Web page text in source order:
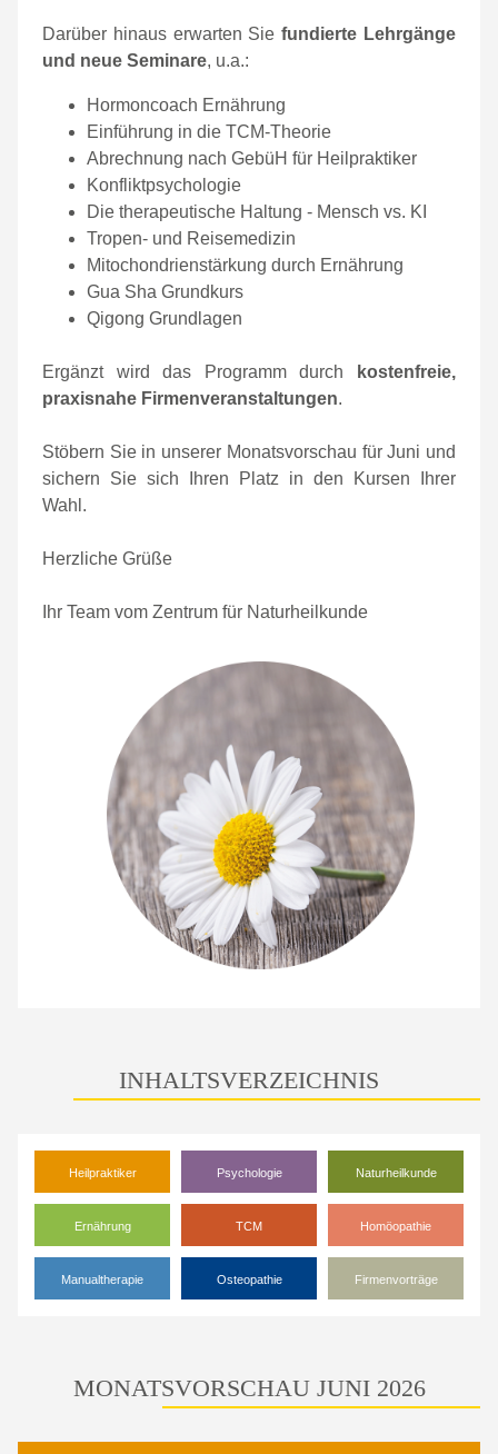
Darüber hinaus erwarten Siefundierte Lehrgänge
und neue Seminare, u.a.:
Hormoncoach Ernährung
Einführung in die TCM-Theorie
Abrechnung nach GebüH für Heilpraktiker
Konfliktpsychologie
Die therapeutische Haltung - Mensch vs. KI
Tropen- und Reisemedizin
Mitochondrienstärkung durch Ernährung
Gua Sha Grundkurs
Qigong Grundlagen
Ergänzt wird das Programm durch
kostenfreie,
praxisnahe Firmenveranstaltungen.
Stöbern Sie in unserer Monatsvorschau für Juni und
sichern Sie sich Ihren Platz in den Kursen Ihrer
Wahl.
Herzliche Grüße
Ihr Team vom Zentrum für Naturheilkunde
INHALTSVERZEICHNIS
Heilpraktiker
Ernährung
Manualtherapie
Psychologie
TCM
Osteopathie
Naturheilkunde
Homöopathie
Firmenvorträge
MONATSVORSCHAU JUNI 2026